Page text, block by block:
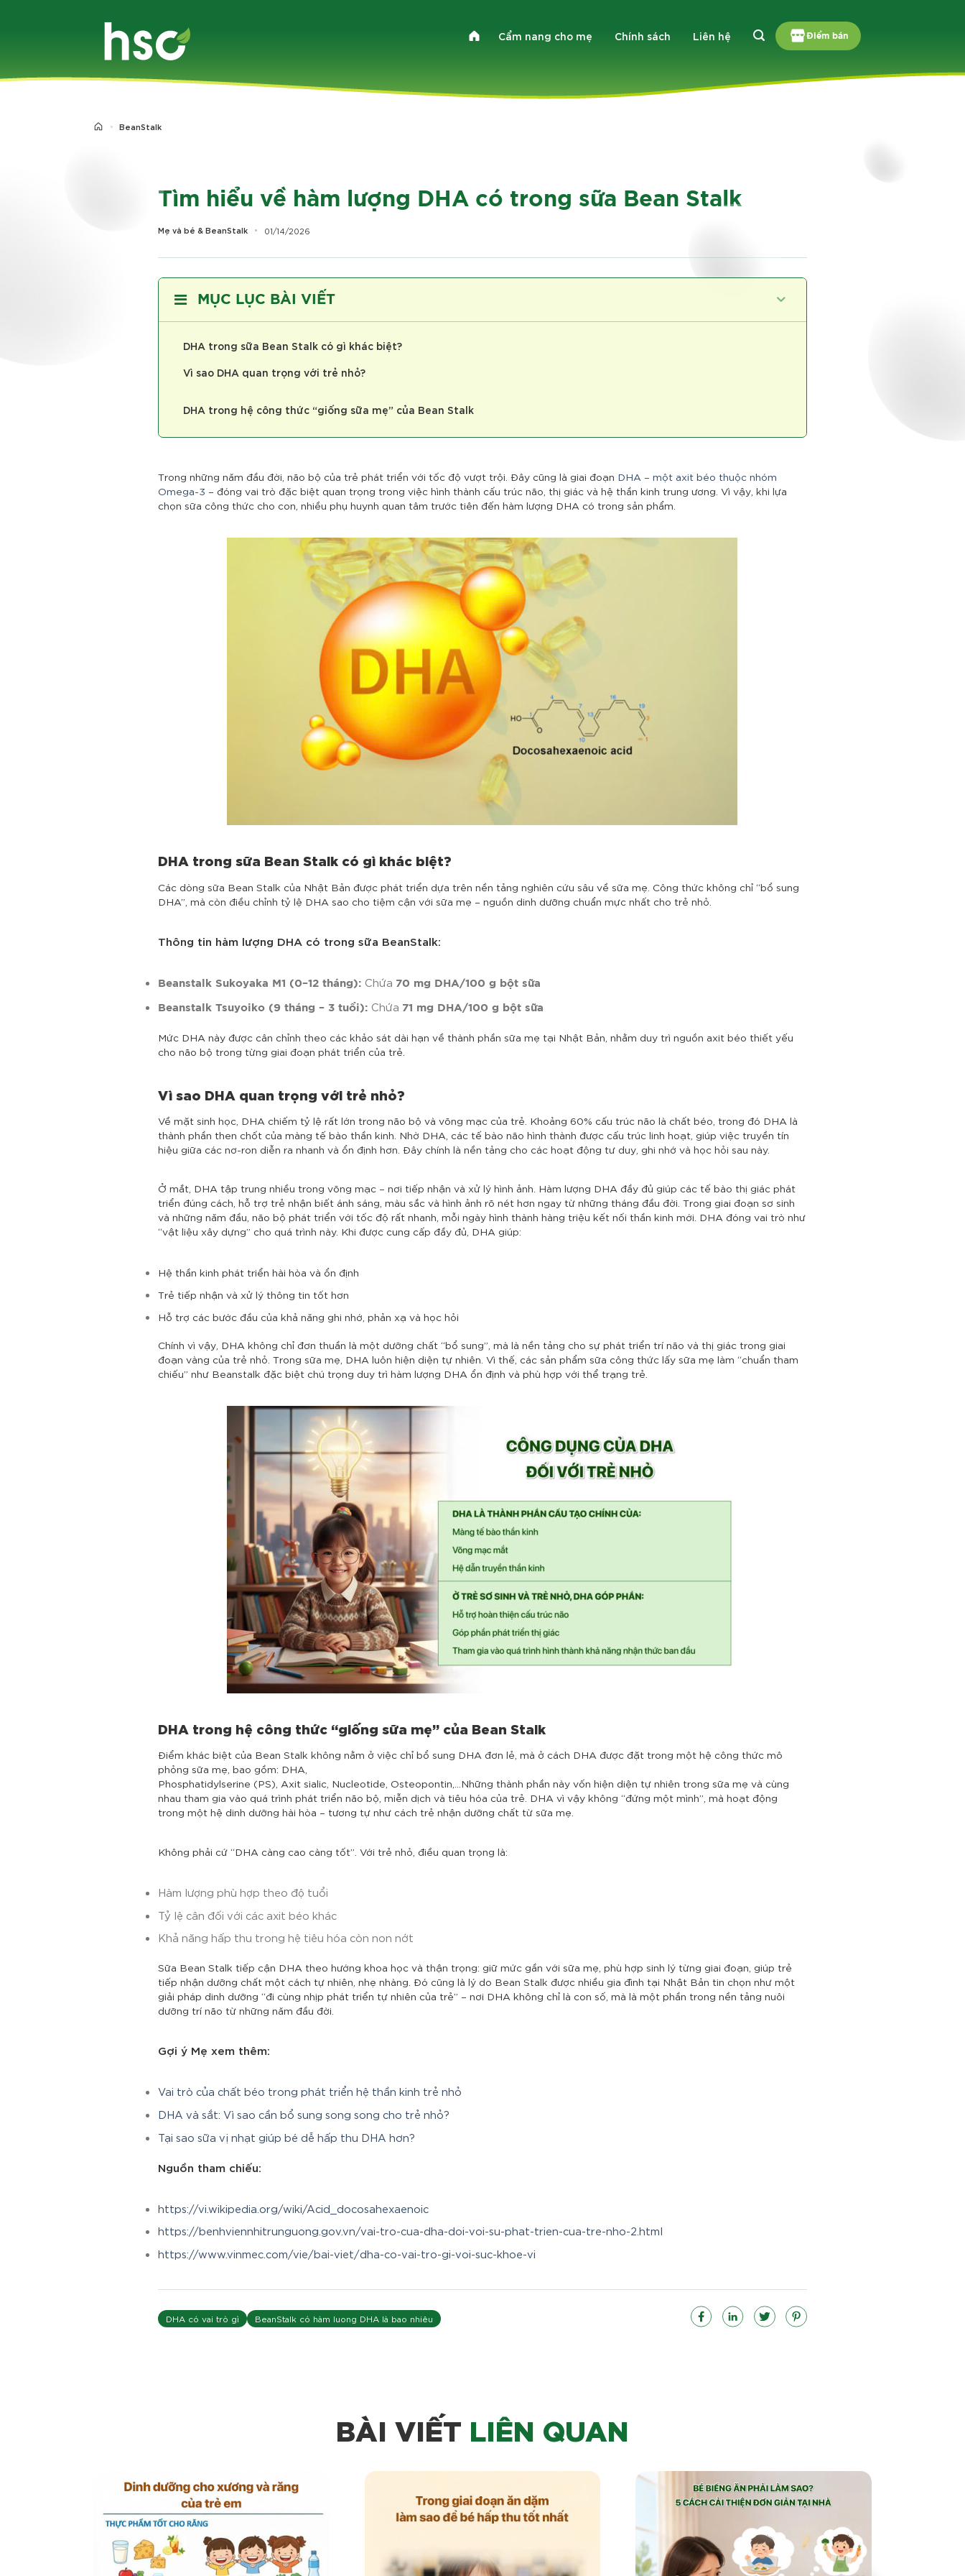
Cẩm nang cho mẹ Chính sách Liên hệ Điểm bán
BeanStalk
Tìm hiểu về hàm lượng DHA có trong sữa Bean Stalk
Mẹ và bé & BeanStalk 01/14/2026
MỤC LỤC BÀI VIẾT
DHA trong sữa Bean Stalk có gì khác biệt?
Vì sao DHA quan trọng với trẻ nhỏ?
DHA trong hệ công thức “giống sữa mẹ” của Bean Stalk
Trong những năm đầu đời, não bộ của trẻ phát triển với tốc độ vượt trội. Đây cũng là giai đoạn DHA – một axit béo thuộc nhóm
Omega-3 – đóng vai trò đặc biệt quan trọng trong việc hình thành cấu trúc não, thị giác và hệ thần kinh trung ương. Vì vậy, khi lựa
chọn sữa công thức cho con, nhiều phụ huynh quan tâm trước tiên đến hàm lượng DHA có trong sản phẩm.
DHA trong sữa Bean Stalk có gì khác biệt?
Các dòng sữa Bean Stalk của Nhật Bản được phát triển dựa trên nền tảng nghiên cứu sâu về sữa mẹ. Công thức không chỉ “bổ sung
DHA”, mà còn điều chỉnh tỷ lệ DHA sao cho tiệm cận với sữa mẹ – nguồn dinh dưỡng chuẩn mực nhất cho trẻ nhỏ.
Thông tin hàm lượng DHA có trong sữa BeanStalk:
Beanstalk Sukoyaka M1 (0–12 tháng): Chứa 70 mg DHA/100 g bột sữa
Beanstalk Tsuyoiko (9 tháng – 3 tuổi): Chứa 71 mg DHA/100 g bột sữa
Mức DHA này được cân chỉnh theo các khảo sát dài hạn về thành phần sữa mẹ tại Nhật Bản, nhằm duy trì nguồn axit béo thiết yếu
cho não bộ trong từng giai đoạn phát triển của trẻ.
Vì sao DHA quan trọng với trẻ nhỏ?
Về mặt sinh học, DHA chiếm tỷ lệ rất lớn trong não bộ và võng mạc của trẻ. Khoảng 60% cấu trúc não là chất béo, trong đó DHA là
thành phần then chốt của màng tế bào thần kinh. Nhờ DHA, các tế bào não hình thành được cấu trúc linh hoạt, giúp việc truyền tín
hiệu giữa các nơ-ron diễn ra nhanh và ổn định hơn. Đây chính là nền tảng cho các hoạt động tư duy, ghi nhớ và học hỏi sau này.
Ở mắt, DHA tập trung nhiều trong võng mạc – nơi tiếp nhận và xử lý hình ảnh. Hàm lượng DHA đầy đủ giúp các tế bào thị giác phát
triển đúng cách, hỗ trợ trẻ nhận biết ánh sáng, màu sắc và hình ảnh rõ nét hơn ngay từ những tháng đầu đời. Trong giai đoạn sơ sinh
và những năm đầu, não bộ phát triển với tốc độ rất nhanh, mỗi ngày hình thành hàng triệu kết nối thần kinh mới. DHA đóng vai trò như
“vật liệu xây dựng” cho quá trình này. Khi được cung cấp đầy đủ, DHA giúp:
Hệ thần kinh phát triển hài hòa và ổn định
Trẻ tiếp nhận và xử lý thông tin tốt hơn
Hỗ trợ các bước đầu của khả năng ghi nhớ, phản xạ và học hỏi
Chính vì vậy, DHA không chỉ đơn thuần là một dưỡng chất “bổ sung”, mà là nền tảng cho sự phát triển trí não và thị giác trong giai
đoạn vàng của trẻ nhỏ.Trong sữa mẹ, DHA luôn hiện diện tự nhiên. Vì thế, các sản phẩm sữa công thức lấy sữa mẹ làm “chuẩn tham
chiếu” như Beanstalk đặc biệt chú trọng duy trì hàm lượng DHA ổn định và phù hợp với thể trạng trẻ.
DHA trong hệ công thức “giống sữa mẹ” của BeanStalk
Điểm khác biệt của Bean Stalk không nằm ở việc chỉ bổ sung DHA đơn lẻ, mà ở cách DHA được đặt trong một hệ công thức mô
phỏng sữa mẹ, bao gồm: DHA,
Phosphatidylserine (PS), Axit sialic, Nucleotide,Osteopontin,… Những thành phần này vốn hiện diện tự nhiên trong sữa mẹ và cùng
nhau tham gia vào quá trình phát triển não bộ, miễn dịch và tiêu hóa của trẻ. DHA vì vậy không “đứng một mình”, mà hoạt động
trong một hệ dinh dưỡng hài hòa – tương tự như cách trẻ nhận dưỡng chất từ sữa mẹ.
Không phải cứ “DHA càng cao càng tốt”. Với trẻ nhỏ, điều quan trọng là:
Hàm lượng phù hợp theo độ tuổi
Tỷ lệ cân đối với các axit béo khác
Khả năng hấp thu trong hệ tiêu hóa còn non nớt
Sữa Bean Stalk tiếp cận DHA theo hướng khoa học và thận trọng: giữ mức gần với sữa mẹ, phù hợp sinh lý từng giai đoạn, giúp trẻ
tiếp nhận dưỡng chất một cách tự nhiên, nhẹ nhàng.Đó cũng là lý do Bean Stalk được nhiều gia đình tại Nhật Bản tin chọn như một
giải pháp dinh dưỡng “đi cùng nhịp phát triển tự nhiên của trẻ” – nơi DHA không chỉ là con số, mà là một phần trong nền tảng nuôi
dưỡng trí não từ những năm đầu đời.
Gợi ý Mẹ xem thêm:
Vai trò của chất béo trong phát triển hệ thần kinh trẻ nhỏ
DHA và sắt: Vì sao cần bổ sung song song cho trẻ nhỏ?
Tại sao sữa vị nhạt giúp bé dễ hấp thu DHA hơn?
Nguồn tham chiếu:
https://vi.wikipedia.org/wiki/Acid_docosahexaenoic
https://benhviennhitrunguong.gov.vn/vai-tro-cua-dha-doi-voi-su-phat-trien-cua-tre-nho-2.html
https://www.vinmec.com/vie/bai-viet/dha-co-vai-tro-gi-voi-suc-khoe-vi
DHA có vai trò gì BeanStalk có hàm luong DHA là bao nhiêu
BÀI VIẾT LIÊN QUAN